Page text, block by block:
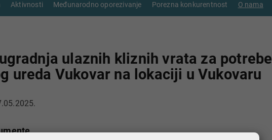
Aktivnosti Međunarodno oporezivanje Porezna konkurentnost O nama
ulaznih kliznih vrata za potrebe
ureda Vukovar na lokaciji u Vukovaru